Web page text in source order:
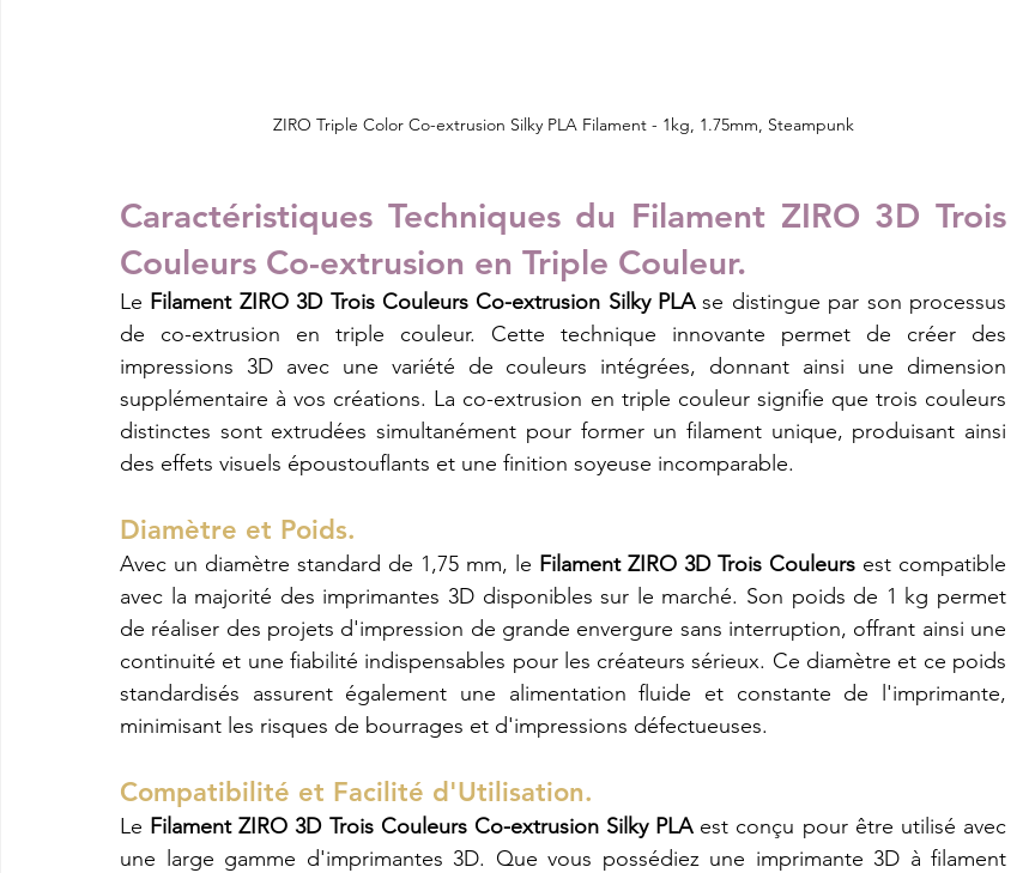
ZIRO Triple Color Co-extrusion Silky PLA Filament - 1kg, 1.75mm, Steampunk
Caractéristiques Techniques du Filament ZIRO 3D Trois
Couleurs Co-extrusion en Triple Couleur.
Le Filament ZIRO 3D Trois Couleurs Co-extrusion Silky PLA se distingue par son processus
de co-extrusion en triple couleur. Cette technique innovante permet de créer des
impressions 3D avec une variété de couleurs intégrées, donnant ainsi une dimension
supplémentaire à vos créations. La co-extrusion en triple couleur signifie que trois couleurs
distinctes sont extrudées simultanément pour former un filament unique, produisant ainsi
des effets visuels époustouflants et une finition soyeuse incomparable.
Diamètre et Poids.
Avec un diamètre standard de 1,75 mm, le Filament ZIRO 3D Trois Couleurs est compatible
avec la majorité des imprimantes 3D disponibles sur le marché. Son poids de 1 kg permet
de réaliser des projets d'impression de grande envergure sans interruption, offrant ainsi une
continuité et une fiabilité indispensables pour les créateurs sérieux. Ce diamètre et ce poids
standardisés assurent également une alimentation fluide et constante de l'imprimante,
minimisant les risques de bourrages et d'impressions défectueuses.
Compatibilité et Facilité d'Utilisation.
Le Filament ZIRO 3D Trois Couleurs Co-extrusion Silky PLA est conçu pour être utilisé avec
une large gamme d'imprimantes 3D. Que vous possédiez une imprimante 3D à filament